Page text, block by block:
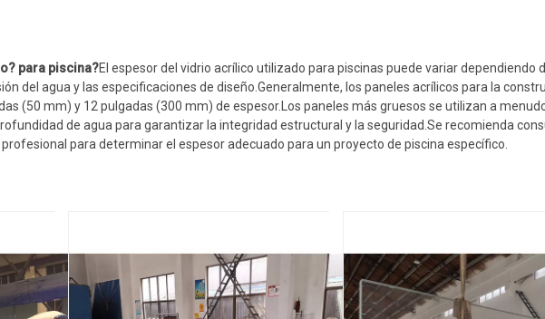
para piscina?El espesor del vidrio acrílico utilizado para piscinas puede variar dependiendo
del agua y las especificaciones de diseño.Generalmente, los paneles acrílicos para la
(50 mm) y 12 pulgadas (300 mm) de espesor.Los paneles más gruesos se utilizan a
de agua para garantizar la integridad estructural y la seguridad.Se recomienda
para determinar el espesor adecuado para un proyecto de piscina específico.